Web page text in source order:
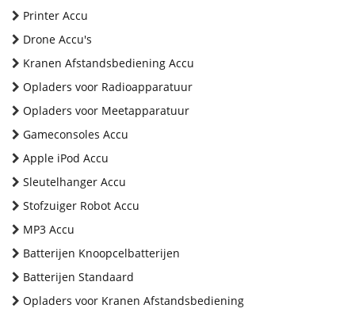
Printer Accu
Drone Accu's
Kranen Afstandsbediening Accu
Opladers voor Radioapparatuur
Opladers voor Meetapparatuur
Gameconsoles Accu
Apple iPod Accu
Sleutelhanger Accu
Stofzuiger Robot Accu
MP3 Accu
Batterijen Knoopcelbatterijen
Batterijen Standaard
Opladers voor Kranen Afstandsbediening